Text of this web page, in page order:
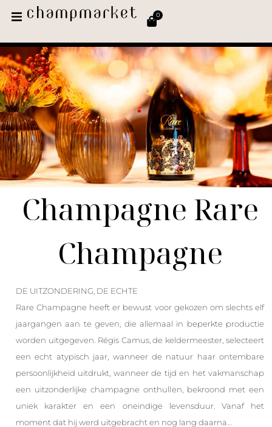
0
Champagne Rare
Champagne
DE UITZONDERING, DE ECHTE
Rare Champagne heeft er bewust voor gekozen om slechts elf
jaargangen aan te geven, die allemaal in beperkte productie
worden uitgegeven. Régis Camus, de keldermeester, selecteert
een echt atypisch jaar, wanneer de natuur haar ontembare
persoonlijkheid uitdrukt, wanneer de tijd en het vakmanschap
een uitzonderlijke champagne onthullen, bekroond met een
uniek karakter en een oneindige levensduur. Vanaf het
moment dat hij werd uitgebracht en nog lang daarna…